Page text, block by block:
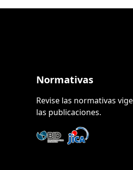
Normativas
Revise las normativas
las publicaciones.